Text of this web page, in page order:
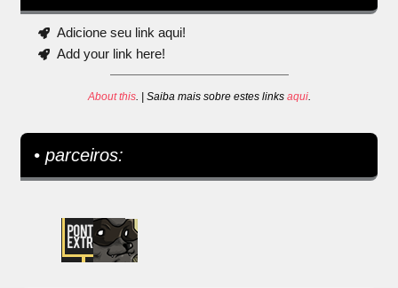
Adicione seu link aqui!
Add your link here!
About this. | Saiba mais sobre estes links aqui.
• parceiros: